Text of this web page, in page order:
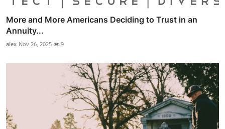
More and More Americans Deciding to Trust in an
Annuity...
alex Nov 26, 2025 9